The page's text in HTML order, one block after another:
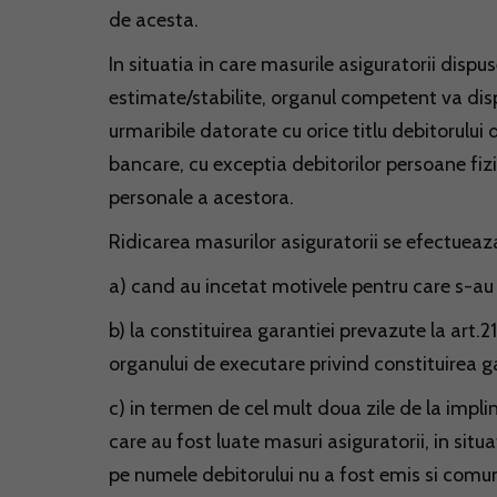
de acesta.
In situatia in care masurile asiguratorii
estimate/stabilite, organul competent va
urmaribile datorate cu orice titlu debitorului
bancare, cu exceptia debitorilor persoane
personale a acestora.
Ridicarea masurilor asiguratorii se
a) cand au incetat motivele pentru care s-
b) la constituirea garantiei prevazute la
organului de executare privind constituirea
c) in termen de cel mult doua zile de la
care au fost luate masuri asiguratorii, in
pe numele debitorului nu a fost emis si